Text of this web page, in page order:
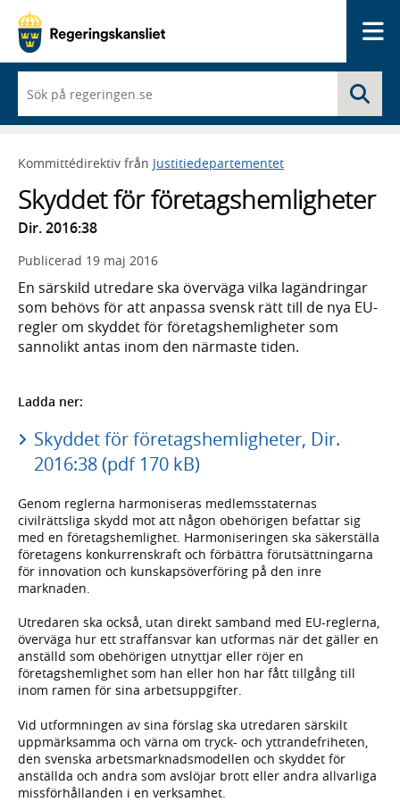
du
börjar
skriva
framträder
lista
med
sökförslag
Kommittédirektiv från Justitiedepartementet
Skyddet för företagshemligheter
Dir. 2016:38
Publicerad 19 maj 2016
En särskild utredare ska överväga vilka lagändringar
som behövs för att anpassa svensk rätt till de nya EU-
regler om skyddet för företagshemligheter som
sannolikt antas inom den närmaste tiden.
Ladda ner:
Skyddet för företagshemligheter, Dir.
2016:38 (pdf 170 kB)
Genom reglerna harmoniseras medlemsstaternas
civilrättsliga skydd mot att någon obehörigen befattar sig
med en företagshemlighet. Harmoniseringen ska säkerställa
företagens konkurrenskraft och förbättra förutsättningarna
för innovation och kunskapsöverföring på den inre
marknaden.
Utredaren ska också, utan direkt samband med EU-reglerna,
överväga hur ett straffansvar kan utformas när det gäller en
anställd som obehörigen utnyttjar eller röjer en
företagshemlighet som han eller hon har fått tillgång till
inom ramen för sina arbetsuppgifter.
Vid utformningen av sina förslag ska utredaren särskilt
uppmärksamma och värna om tryck- och yttrandefriheten,
den svenska arbetsmarknadsmodellen och skyddet för
anställda och andra som avslöjar brott eller andra allvarliga
missförhållanden i en verksamhet.